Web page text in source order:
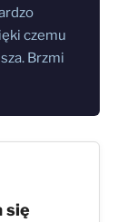
czemu
Brzmi
się